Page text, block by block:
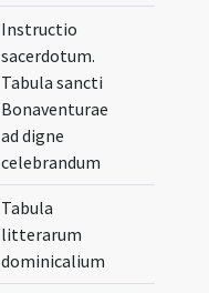
Instructio
sacerdotum.
Tabula sancti
Bonaventurae
ad digne
celebrandum
Tabula
litterarum
dominicalium